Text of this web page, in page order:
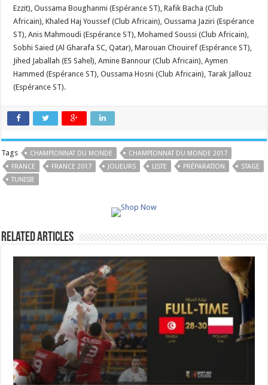
Ezzit), Oussama Boughanmi (Espérance ST), Rafik Bacha (Club
Africain), Khaled Haj Youssef (Club Africain), Oussama Jaziri (Espérance
ST), Anis Mahmoudi (Espérance ST), Mohamed Soussi (Club Africain),
Sobhi Saied (Al Gharafa SC, Qatar), Marouan Chouiref (Espérance ST),
Jihed Jaballah (ES Sahel), Amine Bannour (Club Africain), Aymen
Hammed (Espérance ST), Oussama Hosni (Club Africain), Tarak Jallouz
(Espérance ST).
Tags CHAMPIONNAT DU MONDE
CHAMPIONNAT DU MONDE 2017
FRANCE
FRANCE 2017 JOUEURS LISTE PRÉPARATION
STAGE
TUNISIE
Related Articles